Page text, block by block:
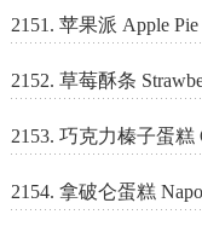
2151. 苹果派 Apple Pie
2152. 草莓酥条
2153. 巧克力榛子蛋糕
2154. 拿破仑蛋糕